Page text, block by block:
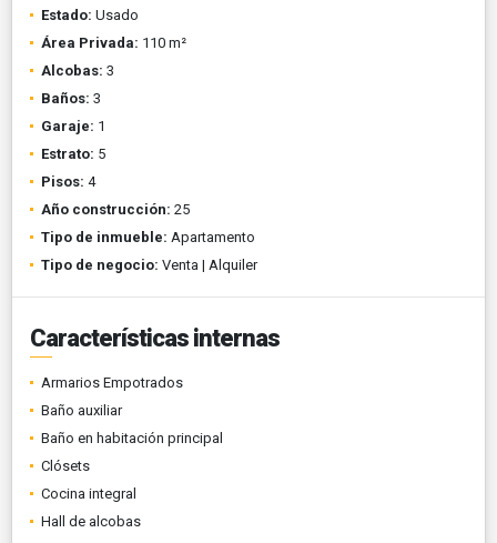
Estado: Usado
Área Privada: 110 m²
Alcobas: 3
Baños: 3
Garaje: 1
Estrato: 5
Pisos: 4
Año construcción: 25
Tipo de inmueble: Apartamento
Tipo de negocio: Venta | Alquiler
Características internas
Armarios Empotrados
Baño auxiliar
Baño en habitación principal
Clósets
Cocina integral
Hall de alcobas